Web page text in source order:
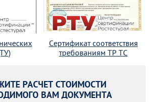
Сертификат соответствия
требованиям ТР ТС
РАСЧЕТ СТОИМОСТИ
ВАМ ДОКУМЕНТА